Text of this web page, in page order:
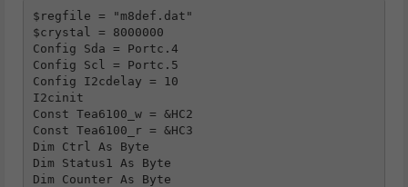
$regfile = "m8def.dat"
$crystal = 8000000
Config Sda = Portc.4
Config Scl = Portc.5
Config I2cdelay = 10
I2cinit
Const Tea6100_w = &HC2
Const Tea6100_r = &HC3
Dim Ctrl As Byte
Dim Status1 As Byte
Dim Counter As Byte